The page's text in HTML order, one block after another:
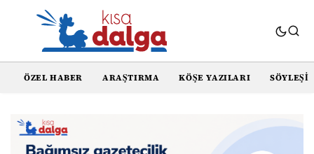
ÖZEL HABER ARAŞTIRMA KÖŞE YAZILARI SÖYLEŞI